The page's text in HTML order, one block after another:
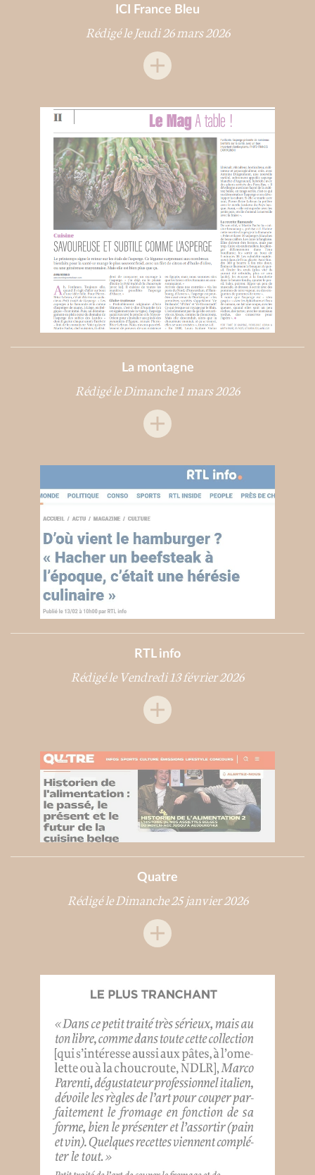
ICI France Bleu
Rédigé le Jeudi 26 mars 2026
La montagne
Rédigé le Dimanche 1 mars 2026
RTL info
Rédigé le Vendredi 13 février 2026
Quatre
Rédigé le Dimanche 25 janvier 2026